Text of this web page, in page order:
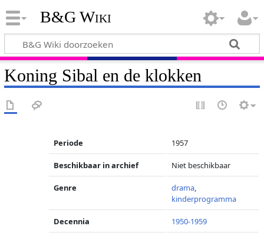
B&G Wiki
Koning Sibal en de klokken
Periode 1957
Beschikbaar in archief Niet beschikbaar
Genre drama,
kinderprogramma
Decennia 1950-1959